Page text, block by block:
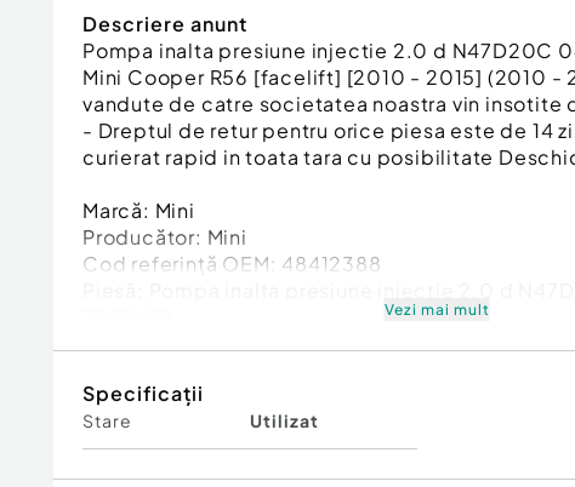
Descriere anunt
Pompa inalta presiune injectie 2.0 d N47D20C
Mini Cooper R56 [facelift] [2010 - 2015] (2010 -
vandute de catre societatea noastra vin insotite
- Dreptul de retur pentru orice piesa este de 14
curierat rapid in toata tara cu posibilitate
Marcă: Mini
Producător: Mini
Cod referinţă OEM: 48412388
Vezi mai mult
Specificații
Stare Utilizat